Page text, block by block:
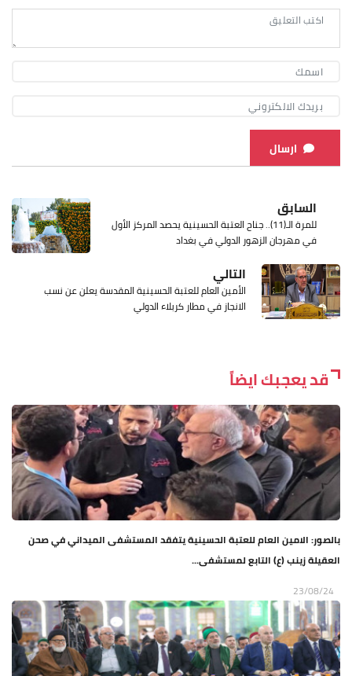
ارسال
السابق
للمرة الـ(11).. جناح العتبة الحسينية يحصد المركز الأول
في مهرجان الزهور الدولي في بغداد
التالي
الأمين العام للعتبة الحسينية المقدسة يعلن عن نسب
الانجاز في مطار كربلاء الدولي
قد يعجبك ايضاً
بالصور: الامين العام للعتبة الحسينية يتفقد المستشفى الميداني في صحن
العقيلة زينب (ع) التابع لمستشفى...
23/08/24